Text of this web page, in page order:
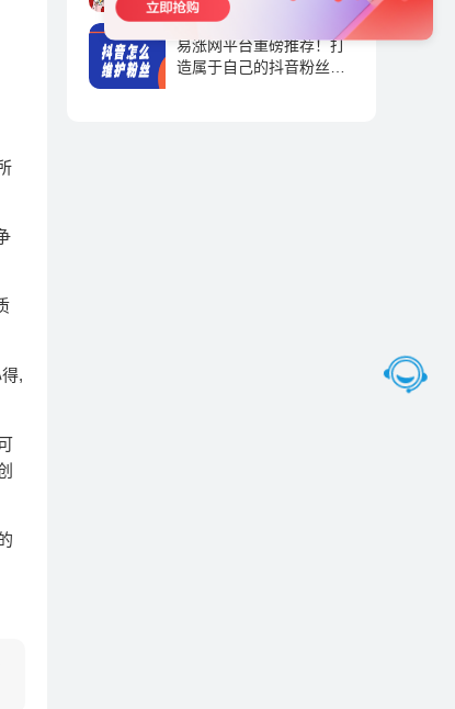
,
弄-抖推宝
抖音运营 | 2023-09-01
易涨网平台重磅推荐！打
造属于自己的抖音粉丝帝